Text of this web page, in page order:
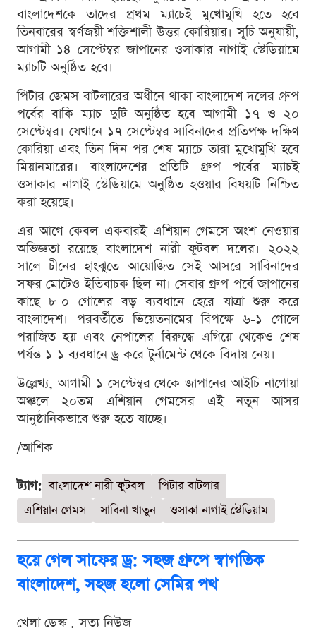
বাংলাদেশকে তাদের প্রথম ম্যাচেই মুখোমুখি হতে হবে
তিনবারের স্বর্ণজয়ী শক্তিশালী উত্তর কোরিয়ার। সূচি অনুযায়ী,
আগামী ১৪ সেপ্টেম্বর জাপানের ওসাকার নাগাই স্টেডিয়ামে
ম্যাচটি অনুষ্ঠিত হবে।
পিটার জেমস বাটলারের অধীনে থাকা বাংলাদেশ দলের গ্রুপ
পর্বের বাকি ম্যাচ দুটি অনুষ্ঠিত হবে আগামী ১৭ ও ২০
সেপ্টেম্বর। যেখানে ১৭ সেপ্টেম্বর সাবিনাদের প্রতিপক্ষ দক্ষিণ
কোরিয়া এবং তিন দিন পর শেষ ম্যাচে তারা মুখোমুখি হবে
মিয়ানমারের। বাংলাদেশের প্রতিটি গ্রুপ পর্বের ম্যাচই
ওসাকার নাগাই স্টেডিয়ামে অনুষ্ঠিত হওয়ার বিষয়টি নিশ্চিত
করা হয়েছে।
এর আগে কেবল একবারই এশিয়ান গেমসে অংশ নেওয়ার
অভিজ্ঞতা রয়েছে বাংলাদেশ নারী ফুটবল দলের। ২০২২
সালে চীনের হাংঝুতে আয়োজিত সেই আসরে সাবিনাদের
সফর মোটেও ইতিবাচক ছিল না। সেবার গ্রুপ পর্বে জাপানের
কাছে ৮-০ গোলের বড় ব্যবধানে হেরে যাত্রা শুরু করে
বাংলাদেশ। পরবর্তীতে ভিয়েতনামের বিপক্ষে ৬-১ গোলে
পরাজিত হয় এবং নেপালের বিরুদ্ধে এগিয়ে থেকেও শেষ
পর্যন্ত ১-১ ব্যবধানে ড্র করে টুর্নামেন্ট থেকে বিদায় নেয়।
উল্লেখ্য, আগামী ১ সেপ্টেম্বর থেকে জাপানের আইচি-নাগোয়া
অঞ্চলে ২০তম এশিয়ান গেমসের এই নতুন আসর
আনুষ্ঠানিকভাবে শুরু হতে যাচ্ছে।
/আশিক
ট্যাগ: বাংলাদেশ নারী ফুটবল
পিটার বাটলার
এশিয়ান গেমস
সাবিনা খাতুন ওসাকা নাগাই স্টেডিয়াম
হয়ে গেল সাফের ড্র: সহজ গ্রুপে স্বাগতিক
বাংলাদেশ, সহজ হলো সেমির পথ
খেলা ডেস্ক . সত্য নিউজ